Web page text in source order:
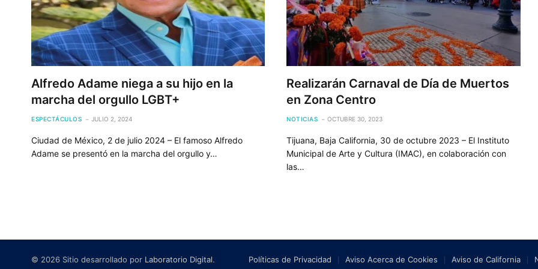
Alfredo Adame niega a su hijo en la
marcha del orgullo LGBT+
ESPECTÁCULOS JULIO 2, 2024
Ciudad de México, 2 de julio 2024 – El famoso Alfredo
Adame se presentó en la marcha del orgullo y…
Realizarán Carnaval de Día de Muertos
en Zona Centro
NOTICIAS OCTUBRE 30, 2023
Tijuana, Baja California, 30 de octubre 2023 – El Instituto
Municipal de Arte y Cultura (IMAC), en colaboración con
las…
© 2026 Sitio desarrollado por Laboratorio Digital. Políticas de Privacidad Aviso Acerca de Cookies Aviso de California